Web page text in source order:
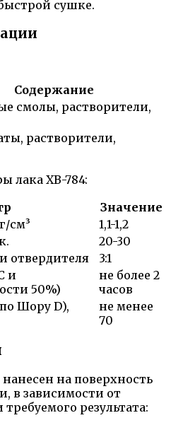
сушке.
Содержание
смолы, растворители,
растворители,
лака ХВ-784:
Значение
см³
1,1-1,2
20-30
отвердителя
3:1
и
50%)
не более 2
часов
Шору D),
не менее
70
на поверхность
в зависимости от
результата: